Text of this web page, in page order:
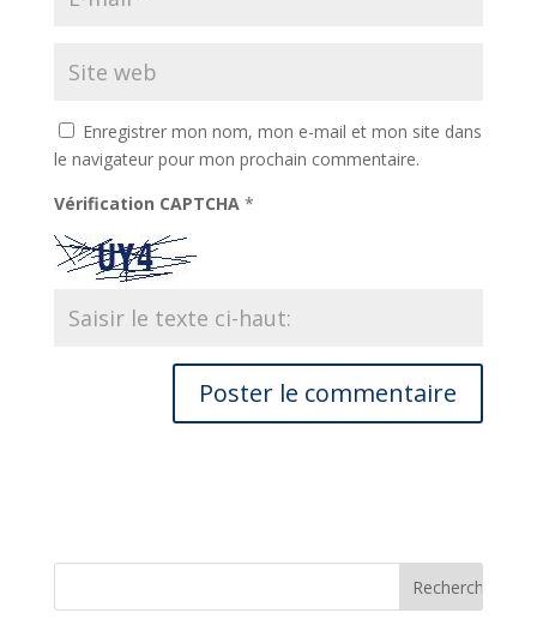
Enregistrer mon nom, mon e-mail et mon site dans
le navigateur pour mon prochain commentaire.
Vérification CAPTCHA *